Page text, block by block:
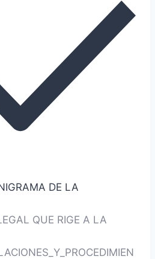
DE LA
QUE RIGE A LA